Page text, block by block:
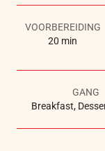
VOORBEREIDING
20 min
GANG
Breakfast,